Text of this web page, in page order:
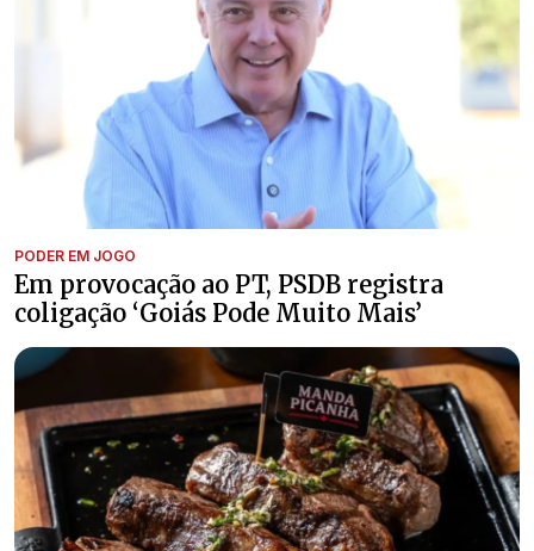
PODER EM JOGO
Em provocação ao PT, PSDB registra
coligação ‘Goiás Pode Muito Mais’